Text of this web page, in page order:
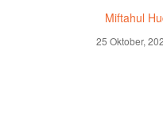
Miftahul
25 Oktober,